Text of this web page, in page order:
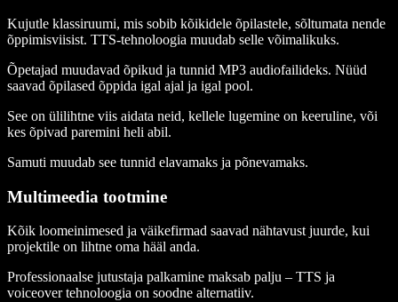
Kujutle klassiruumi, mis sobib kõikidele õpilastele, sõltumata nende
õppimisviisist. TTS-tehnoloogia muudab selle võimalikuks.
Õpetajad muudavad õpikud ja tunnid MP3 audiofailideks. Nüüd
saavad õpilased õppida igal ajal ja igal pool.
See on ülilihtne viis aidata neid, kellele lugemine on keeruline, või
kes õpivad paremini heli abil.
Samuti muudab see tunnid elavamaks ja põnevamaks.
Multimeedia tootmine
Kõik loomeinimesed ja väikefirmad saavad nähtavust juurde, kui
projektile on lihtne oma hääl anda.
Professionaalse jutustaja palkamine maksab palju – TTS ja
voiceover tehnoloogia on soodne alternatiiv.